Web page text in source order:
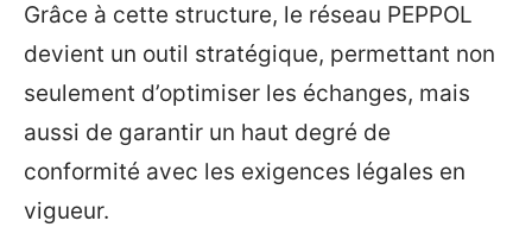
Grâce à cette structure, le réseau PEPPOL
devient un outil stratégique, permettant non
seulement d’optimiser les échanges, mais
aussi de garantir un haut degré de
conformité avec les exigences légales en
vigueur.